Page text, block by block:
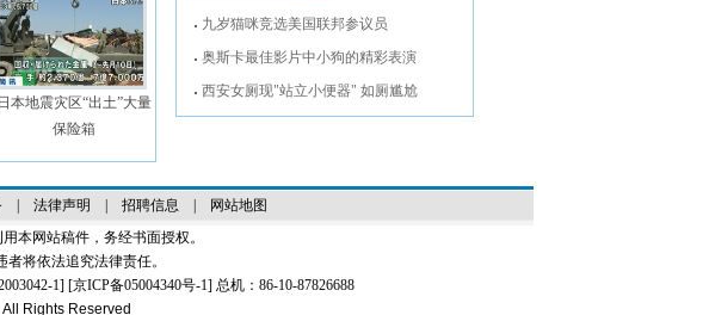
日本地震灾区“出土”大量
保险箱
九岁猫咪竞选美国联邦参议员
奥斯卡最佳影片中小狗的精彩表演
西安女厕现"站立小便器" 如厕尴尬
| 法律声明 招聘信息
网站地图
本网站稿件，务经书面授权。
将依法追究法律责任。
1] [京ICP备05004340号-1] 总机：86-10-87826688
Rights Reserved